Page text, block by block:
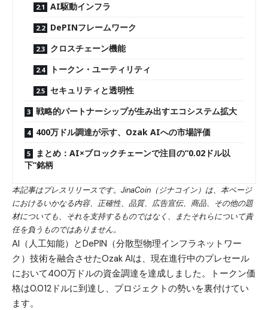
AI駆動インフラ
DePINフレームワーク
クロスチェーン機能
トークン・ユーティリティ
セキュリティと透明性
戦略的パートナーシップが生み出すエコシステム拡大
400万ドル調達が示す、Ozak AIへの市場評価
まとめ：AI×ブロックチェーンで注目の“0.02ドル以
下”銘柄
本記事はプレスリリースです。JinaCoin（ジナコイン）は、本ページ
におけるいかなる内容、正確性、品質、広告宣伝、商品、その他の題
材についても、それを支持するものではなく、またそれらについて責
任を負うものではありません。
AI（人工知能）とDePIN（分散型物理インフラネットワー
ク）技術を融合させたOzak AIは、現在進行中のプレセール
において400万ドルの資金調達を達成しました。トークン価
格は0.012ドルに到達し、プロジェクトの勢いを裏付けてい
ます。